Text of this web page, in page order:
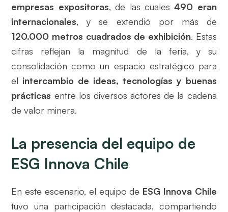
empresas expositoras, de las cuales490 eran
internacionales, y se extendió por más de
120.000 metros cuadrados de exhibición. Estas
cifras reflejan la magnitud de la feria, y su
consolidación como un espacio estratégico para
el intercambio de ideas, tecnologías y buenas
prácticas entre los diversos actores de la cadena
de valor minera.
La presencia del equipo de
ESG Innova Chile
En este escenario, el equipo de ESG Innova Chile
tuvo una participación destacada, compartiendo